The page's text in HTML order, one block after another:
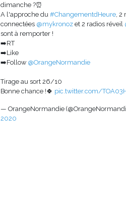
dimanche ?⏰
A l'approche du #ChangementdHeure ,
connectées @mykronoz et 2 radios réveil
sont à remporter !
➡️RT
➡️Like
➡️Follow @OrangeNormandie
Tirage au sort 26/10
Bonne chance !🍀 pic.twitter.com/
— OrangeNormandie
2020